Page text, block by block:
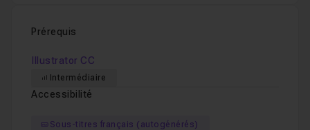
Prérequis
Illustrator CC
Intermédiaire
Accessibilité
Sous-titres français (autogénérés)